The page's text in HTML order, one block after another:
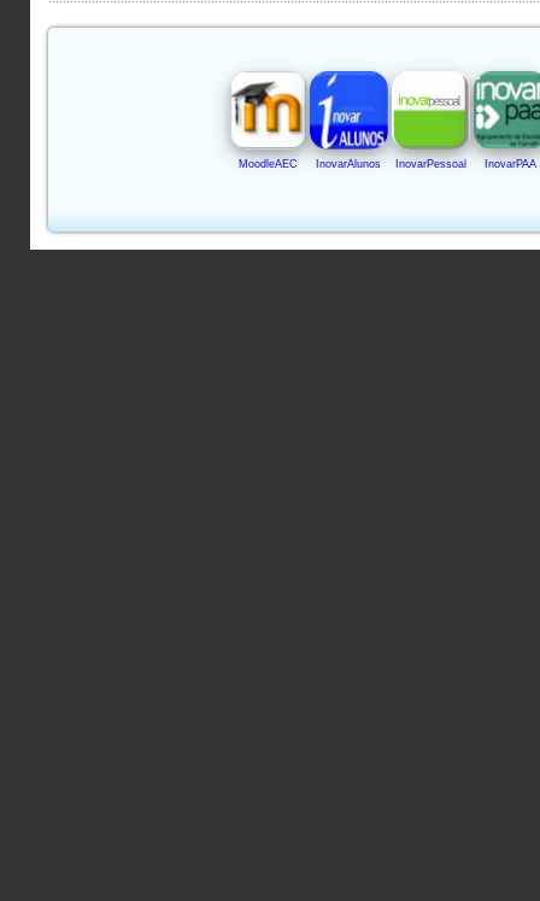
MoodleAEC InovarAlunos InovarPessoal InovarPAA